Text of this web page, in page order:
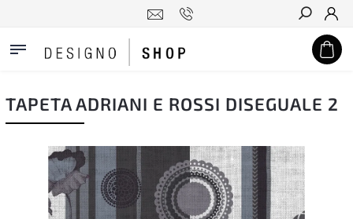
Hledat
TAPETA ADRIANI E ROSSI DISEGUALE 2